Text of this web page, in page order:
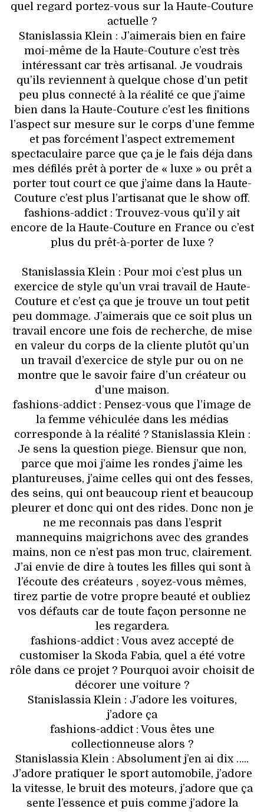
quel regard portez-vous sur la Haute-Couture
actuelle ?
Stanislassia Klein : J’aimerais bien en faire
moi-même de la Haute-Couture c’est très
intéressant car très artisanal. Je voudrais
qu’ils reviennent à quelque chose d’un petit
peu plus connecté à la réalité ce que j’aime
bien dans la Haute-Couture c’est les finitions
l’aspect sur mesure sur le corps d’une femme
et pas forcément l’aspect extremement
spectaculaire parce que ça je le fais déja dans
mes défilés prêt à porter de « luxe » ou prêt a
porter tout court ce que j’aime dans la Haute-
Couture c’est plus l’artisanat que le show off.
fashions-addict : Trouvez-vous qu’il y ait
encore de la Haute-Couture en France ou c’est
plus du prêt-à-porter de luxe ?
Stanislassia Klein : Pour moi c’est plus un
exercice de style qu’un vrai travail de Haute-
Couture et c’est ça que je trouve un tout petit
peu dommage. J’aimerais que ce soit plus un
travail encore une fois de recherche, de mise
en valeur du corps de la cliente plutôt qu’un
un travail d’exercice de style pur ou on ne
montre que le savoir faire d’un créateur ou
d’une maison.
fashions-addict : Pensez-vous que l’image de
la femme véhiculée dans les médias
corresponde à la réalité ? Stanislassia Klein :
Je sens la question piege. Biensur que non,
parce que moi j’aime les rondes j’aime les
plantureuses, j’aime celles qui ont des fesses,
des seins, qui ont beaucoup rient et beaucoup
pleurer et donc qui ont des rides. Donc non je
ne me reconnais pas dans l’esprit
mannequins maigrichons avec des grandes
mains, non ce n’est pas mon truc, clairement.
J’ai envie de dire à toutes les filles qui sont à
l’écoute des créateurs , soyez-vous mêmes,
tirez partie de votre propre beauté et oubliez
vos défauts car de toute façon personne ne
les regardera.
fashions-addict : Vous avez accepté de
customiser la Skoda Fabia, quel a été votre
rôle dans ce projet ? Pourquoi avoir choisit de
décorer une voiture ?
Stanislassia Klein : J’adore les voitures,
j’adore ça
fashions-addict : Vous êtes une
collectionneuse alors ?
Stanislassia Klein : Absolument j’en ai dix …..
J’adore pratiquer le sport automobile, j’adore
la vitesse, le bruit des moteurs, j’adore que ça
sente l’essence et puis comme j’adore la